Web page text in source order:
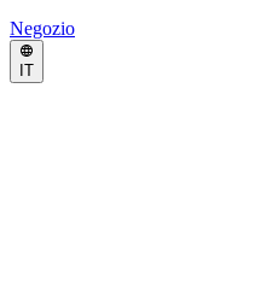
Negozio
IT